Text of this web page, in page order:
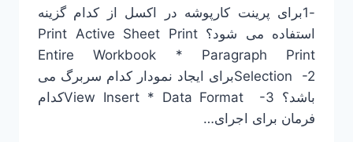
-1برای پرینت کارپوشه در اکسل از کدام گزینه
استفاده می شود؟ Print Active Sheet Print
Entire Workbook * Paragraph Print
Selection -2برای ایجاد نمودار کدام سربرگ می
باشد؟ View Insert * Data Format -3کدام
فرمان برای اجرای…